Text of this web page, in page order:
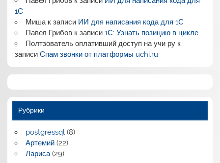
1С
Мишак записи ИИ для написания кода для 1С
Павел Грибовк записи 1С: Узнать позицию в цикле
Полтзователь оплативший доступ на учи рук
записиСпам звонки от платформы uchi.ru
Рубрики
postgressql(8)
Артемий(22)
Лариса(29)